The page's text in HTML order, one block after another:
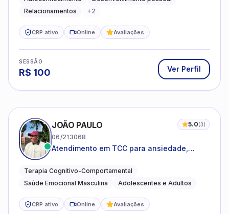
Relacionamentos
+2
CRP ativo Online Avaliações
SESSÃO
R$ 100 Ver Perfil
JOÃO PAULO 5.0(3)
06/213068
Atendimento em TCC para ansiedade,
emocional
Terapia Cognitivo-Comportamental
Saúde Emocional Masculina
Adolescentes e Adultos
CRP ativo Online Avaliações